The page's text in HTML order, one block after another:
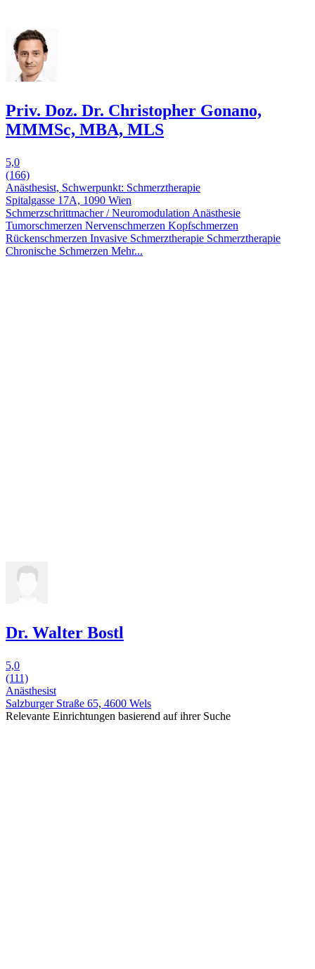
Priv. Doz. Dr. Christopher Gonano,
MMMSc, MBA, MLS
5,0
(166)
Anästhesist, Schwerpunkt: Schmerztherapie
Spitalgasse 17A, 1090 Wien
Schmerzschrittmacher / Neuromodulation Anästhesie
Tumorschmerzen Nervenschmerzen Kopfschmerzen
Rückenschmerzen Invasive Schmerztherapie Schmerztherapie
Chronische Schmerzen Mehr...
Dr. Walter Bostl
5,0
(111)
Anästhesist
Salzburger Straße 65, 4600 Wels
Relevante Einrichtungen basierend auf ihrer Suche